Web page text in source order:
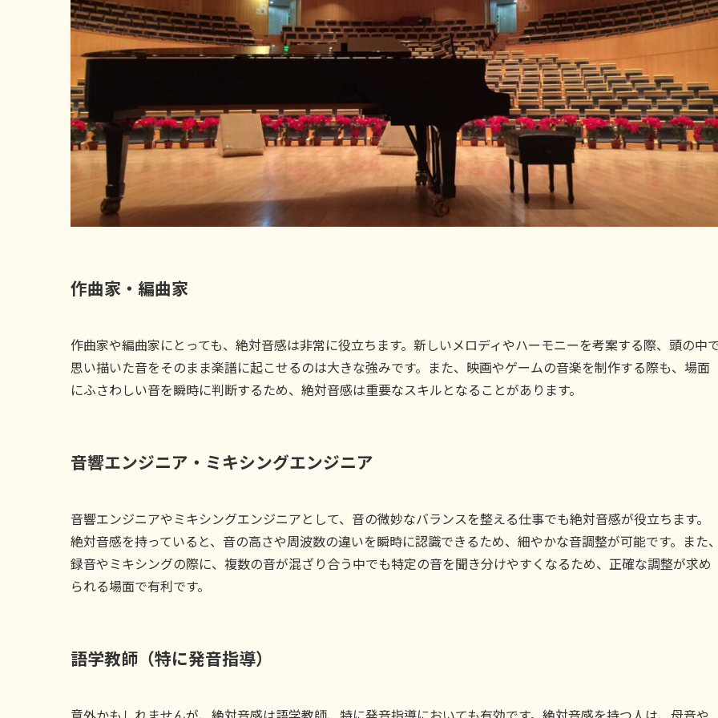
作曲家・編曲家
作曲家や編曲家にとっても、絶対音感は非常に役立ちます。新しいメロディやハーモニーを考案する際、頭の中
思い描いた音をそのまま楽譜に起こせるのは大きな強みです。また、映画やゲームの音楽を制作する際も、場面
にふさわしい音を瞬時に判断するため、絶対音感は重要なスキルとなることがあります。
音響エンジニア・ミキシングエンジニア
音響エンジニアやミキシングエンジニアとして、音の微妙なバランスを整える仕事でも絶対音感が役立ちます。
絶対音感を持っていると、音の高さや周波数の違いを瞬時に認識できるため、細やかな音調整が可能です。また
録音やミキシングの際に、複数の音が混ざり合う中でも特定の音を聞き分けやすくなるため、正確な調整が求め
られる場面で有利です。
語学教師（特に発音指導）